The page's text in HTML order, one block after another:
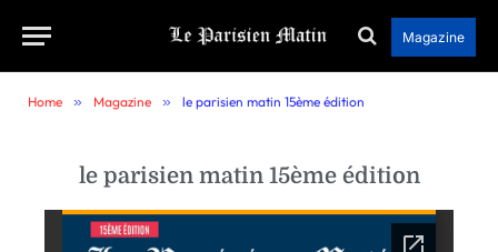
Magazine
Home » Magazine » le parisien matin 15ème édition
le parisien matin 15ème édition